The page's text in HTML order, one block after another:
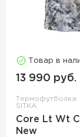
Товар в
13 990 руб.
Термофутболка
SITKA
Core Lt Wt
New